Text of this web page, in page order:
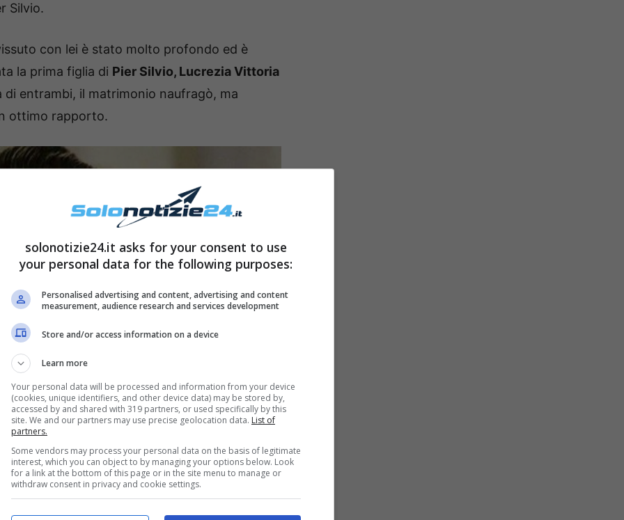
Silvio.
con lei è stato molto profondo ed è
la prima figlia di Pier Silvio, Lucrezia Vittoria
di entrambi, il matrimonio naufragò, ma
ottimo rapporto.
solonotizie24.it asks for your consent to use
your personal data for the following purposes:
Personalised advertising and content, advertising and content
measurement, audience research and services development
Store and/or access information on a device
Learn more
Your personal data will be processed and information from your device
(cookies, unique identifiers, and other device data) may be stored by,
accessed by and shared with 319 partners, or used specifically by this
site. We and our partners may use precise geolocation data. List of
partners.
Some vendors may process your personal data on the basis of legitimate
interest, which you can object to by managing your options below. Look
for a link at the bottom of this page or in the site menu to manage or
withdraw consent in privacy and cookie settings.